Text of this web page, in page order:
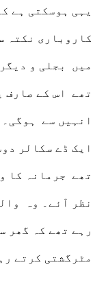
یہی ہوسکتی ہے
کاروباری نکتہ
میں بجلی و
تھے اس کے صارف
انہیں سے
ایک ڈے سکالر
تھے جرمانہ کا
نظر آئے۔ وہ
رہے تھے کہ گھر
مٹرگشتی کرتے